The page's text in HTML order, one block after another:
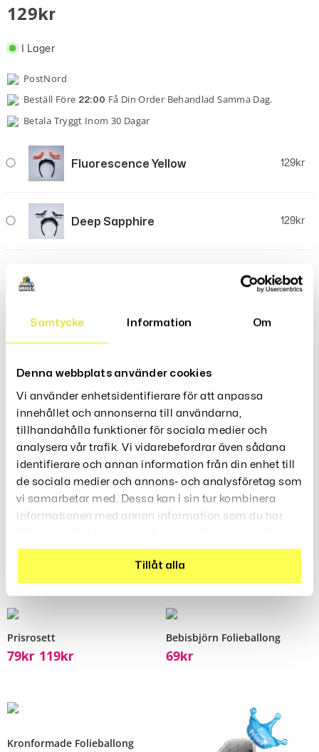
Samtycke Information Om
Denna webbplats använder cookies
Vi använder enhetsidentifierare för att anpassa
innehållet och annonserna till användarna,
tillhandahålla funktioner för sociala medier och
analysera vår trafik. Vi vidarebefordrar även sådana
identifierare och annan information från din enhet till
de sociala medier och annons- och analysföretag som
vi samarbetar med. Dessa kan i sin tur kombinera
informationen med annan information som du har
använt deras tjänster.
Tillåt alla
129 Kr
I Lager
PostNord
Beställ Före 22:00 Få Din Order Behandlad Samma Dag.
Betala Tryggt Inom 30 Dagar
Fluorescence Yellow 129kr
Deep Sapphire 129kr
Produktbeskrivning
Recensioner (0)
Relaterade Produkter
Prisrosett
79Kr 119Kr
Bebisbjörn Folieballong
69Kr
Kronformade Folieballong